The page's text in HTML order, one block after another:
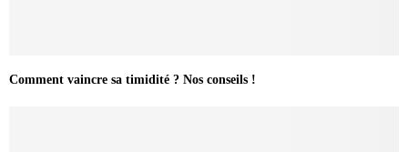
Comment vaincre sa timidité ? Nos conseils !